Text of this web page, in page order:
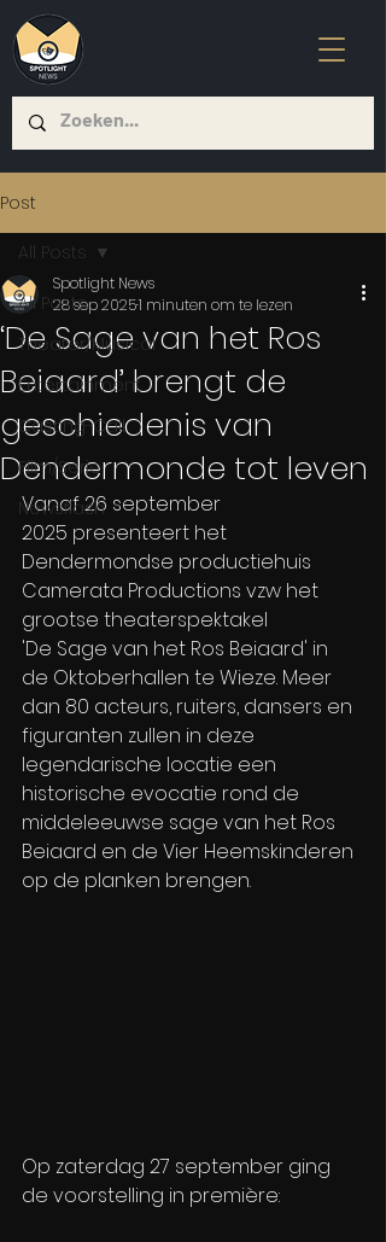
Post
All Posts
Theater/Musical
Entertainment
Casting-Call
Film/Serie
Newsflash
All Posts
‘De Sage van het Ros
Beiaard’ brengt de
geschiedenis van
Dendermonde tot leven
Spotlight News
28 sep 20251 minuten om te lezen
Vanaf 26 september
2025 presenteert het
Dendermondse productiehuis
Camerata Productions vzw het
grootse theaterspektakel
'De Sage van het Ros Beiaard' in
de Oktoberhallen te Wieze. Meer
dan 80 acteurs, ruiters, dansers en
figuranten zullen in deze
legendarische locatie een
historische evocatie rond de
middeleeuwse sage van het Ros
Beiaard en de Vier Heemskinderen
op de planken brengen.
Op zaterdag 27 september ging
de voorstelling in première: